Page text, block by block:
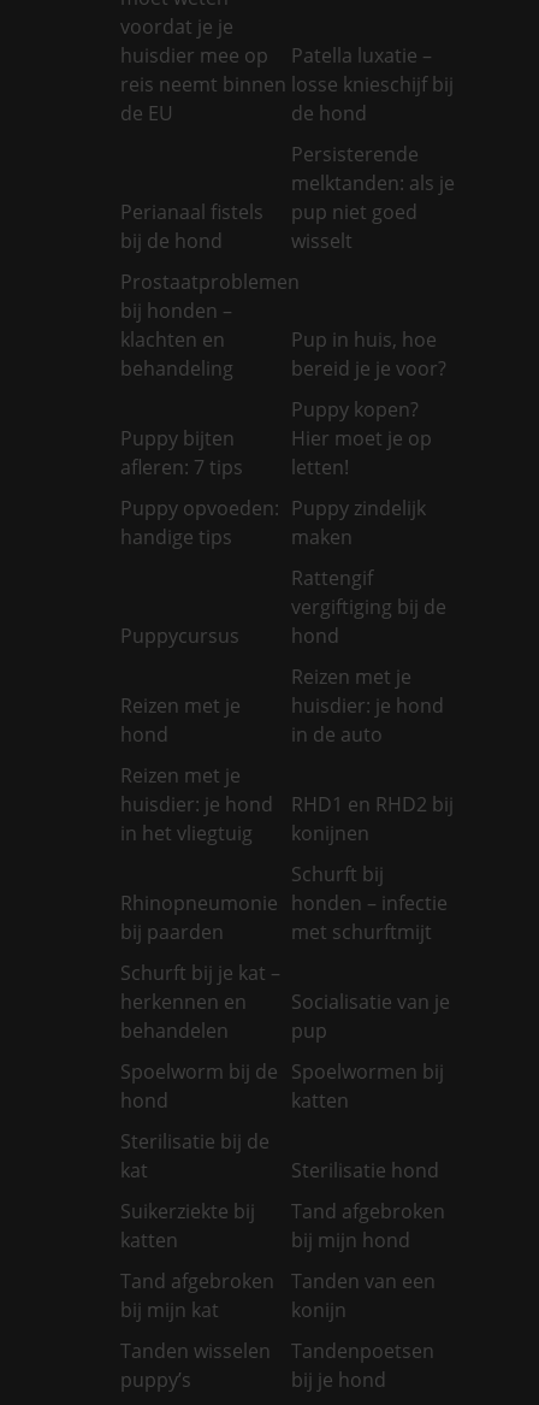
voordat je je
huisdier mee op
reis neemt binnen
de EU
Patella luxatie –
losse knieschijf bij
de hond
Perianaal fistels
bij de hond
Persisterende
melktanden: als je
pup niet goed
wisselt
Prostaatproblemen
bij honden –
klachten en
behandeling
Pup in huis, hoe
bereid je je voor?
Puppy bijten
afleren: 7 tips
Puppy kopen?
Hier moet je op
letten!
Puppy opvoeden:
handige tips
Puppy zindelijk
maken
Puppycursus
Rattengif
vergiftiging bij de
hond
Reizen met je
hond
Reizen met je
huisdier: je hond
in de auto
Reizen met je
huisdier: je hond
in het vliegtuig
RHD1 en RHD2 bij
konijnen
Rhinopneumonie
bij paarden
Schurft bij
honden – infectie
met schurftmijt
Schurft bij je kat –
herkennen en
behandelen
Socialisatie van je
pup
Spoelworm bij de
hond
Spoelwormen bij
katten
Sterilisatie bij de
kat
Sterilisatie hond
Suikerziekte bij
katten
Tand afgebroken
bij mijn hond
Tand afgebroken
bij mijn kat
Tanden van een
konijn
Tanden wisselen
puppy’s
Tandenpoetsen
bij je hond